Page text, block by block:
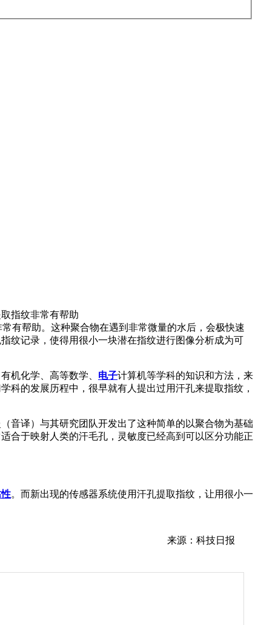
指纹非常有帮助
有帮助。这种聚合物在遇到非常微量的水后，会极快速
纹记录，使得用很小一块潜在指纹进行图像分析成为可
机化学、高等数学、 电子计算机等学科的知识和方法，来
科的发展历程中，很早就有人提出过用汗孔来提取指纹，
音译）与其研究团队开发出了这种简单的以聚合物为基础
合于映射人类的汗毛孔，灵敏度已经高到可以区分功能正
。而新出现的传感器系统使用汗孔提取指纹，让用很小一
来源：科技日报